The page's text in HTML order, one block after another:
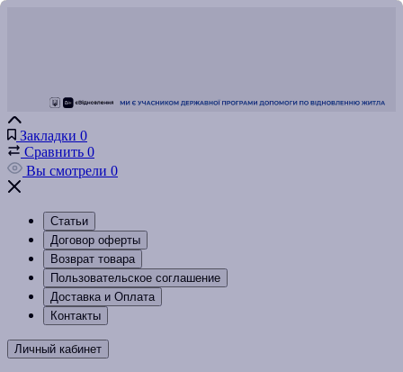
Закладки 0
Сравнить 0
Вы смотрели 0
Статьи
Договор оферты
Возврат товара
Пользовательское соглашение
Доставка и Оплата
Контакты
Личный кабинет